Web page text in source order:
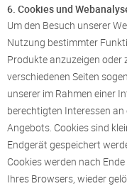
6. Cookies und
Um den Besuch unserer
Nutzung bestimmter
Produkte anzuzeigen
verschiedenen Seiten
unserer im Rahmen einer
berechtigten Interessen
Angebots. Cookies sind
Endgerät gespeichert
Cookies werden nach
Ihres Browsers, wieder